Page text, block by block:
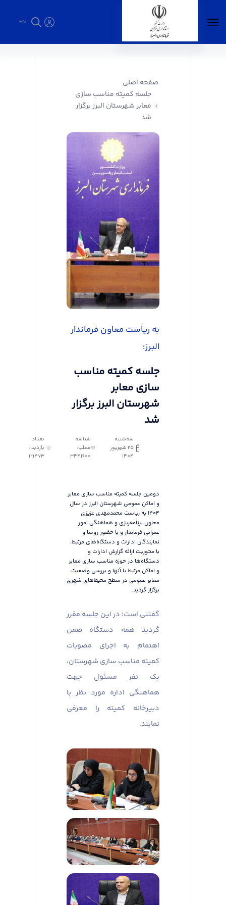
EN
صفحه اصلی
جلسه کمیته مناسب سازی
معابر شهرستان البرز برگزار
شد
به ریاست معاون فرماندار
البرز؛
جلسه کمیته مناسب
سازی معابر
شهرستان البرز برگزار
شد
سه‌شنبه
25 شهریور
1404
شناسه
مطلب:
3441600
تعداد
بازدید :
121473
دومین جلسه کمیته مناسب سازی معابر
و اماکن عمومی شهرستان البرز در سال
۱۴۰۴ به ریاست محمدمهدی عزیزی
معاون برنامه‌ریزی و هماهنگی امور
عمرانی فرماندار و با حضور روسا و
نمایندگان ادارات و دستگاه‌های مرتبط،
با محوریت ارائه گزارش ادارات و
دستگاه‌ها در حوزه مناسب سازی معابر
و اماکن مرتبط با آنها و بررسی وضعیت
معابر عمومی در سطح محیط‌های شهری
برگزار گردید.
گفتنی است؛ در این جلسه مقرر
گردید همه دستگاه ضمن
اهتمام به اجرای مصوبات
کمیته مناسب سازی شهرستان،
یک نفر مسئول جهت
هماهنگی اداره مورد نظر با
دبیرخانه کمیته را معرفی
نمایند.